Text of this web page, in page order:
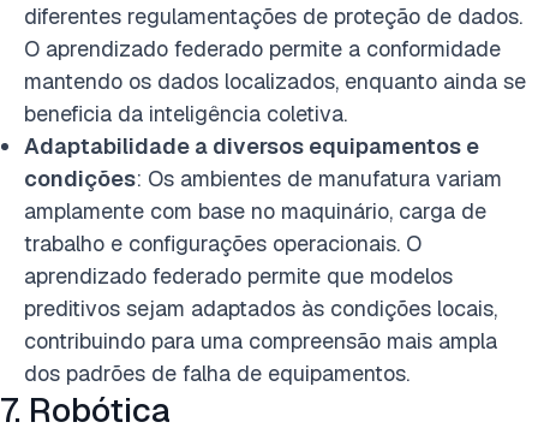
diferentes regulamentações de proteção de dados.
O aprendizado federado permite a conformidade
mantendo os dados localizados, enquanto ainda se
beneficia da inteligência coletiva.
Adaptabilidade a diversos equipamentos e
condições: Os ambientes de manufatura variam
amplamente com base no maquinário, carga de
trabalho e configurações operacionais. O
aprendizado federado permite que modelos
preditivos sejam adaptados às condições locais,
contribuindo para uma compreensão mais ampla
dos padrões de falha de equipamentos.
7. Robótica